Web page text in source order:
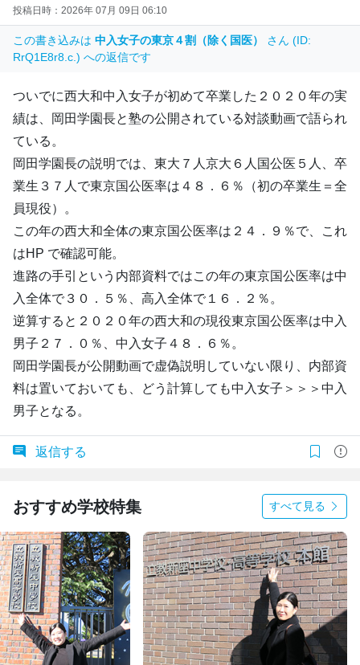
投稿日時：2026年 07月 09日 06:10
この書き込みは 中入女子の東京４割（除く国医）
さん (ID:
RrQ1E8r8.c.) への返信です
ついでに西大和中入女子が初めて卒業した２０２０年の実
績は、岡田学園長と塾の公開されている対談動画で語られ
ている。
岡田学園長の説明では、東大７人京大６人国公医５人、卒
業生３７人で東京国公医率は４８．６％（初の卒業生＝全
員現役）。
この年の西大和全体の東京国公医率は２４．９％で、これ
はHP で確認可能。
進路の手引という内部資料ではこの年の東京国公医率は中
入全体で３０．５％、高入全体で１６．２％。
逆算すると２０２０年の西大和の現役東京国公医率は中入
男子２７．０％、中入女子４８．６％。
岡田学園長が公開動画で虚偽説明していない限り、内部資
料は置いておいても、どう計算しても中入女子＞＞＞中入
男子となる。
返信する
おすすめ学校特集 すべて見る